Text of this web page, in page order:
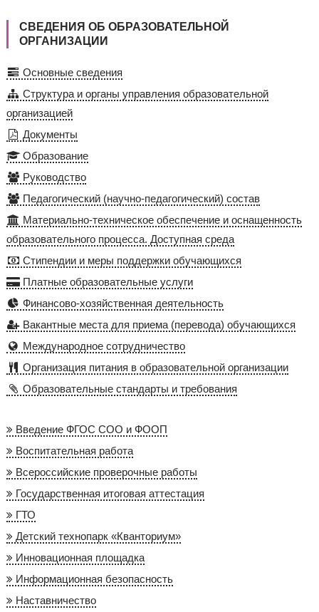
СВЕДЕНИЯ ОБ ОБРАЗОВАТЕЛЬНОЙ
ОРГАНИЗАЦИИ
Основные сведения
Структура и органы управления образовательной
организацией
Документы
Образование
Руководство
Педагогический (научно-педагогический) состав
Материально-техническое обеспечение и оснащенность
образовательного процесса. Доступная среда
Стипендии и меры поддержки обучающихся
Платные образовательные услуги
Финансово-хозяйственная деятельность
Вакантные места для приема (перевода) обучающихся
Международное сотрудничество
Организация питания в образовательной организации
Образовательные стандарты и требования
Введение ФГОС СОО и ФООП
Воспитательная работа
Всероссийские проверочные работы
Государственная итоговая аттестация
ГТО
Детский технопарк «Кванториум»
Инновационная площадка
Информационная безопасность
Наставничество